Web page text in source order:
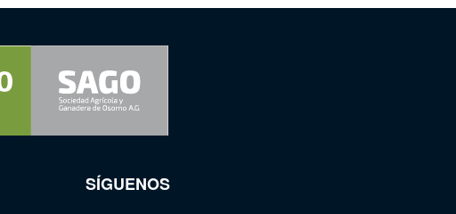
SÍGUENOS